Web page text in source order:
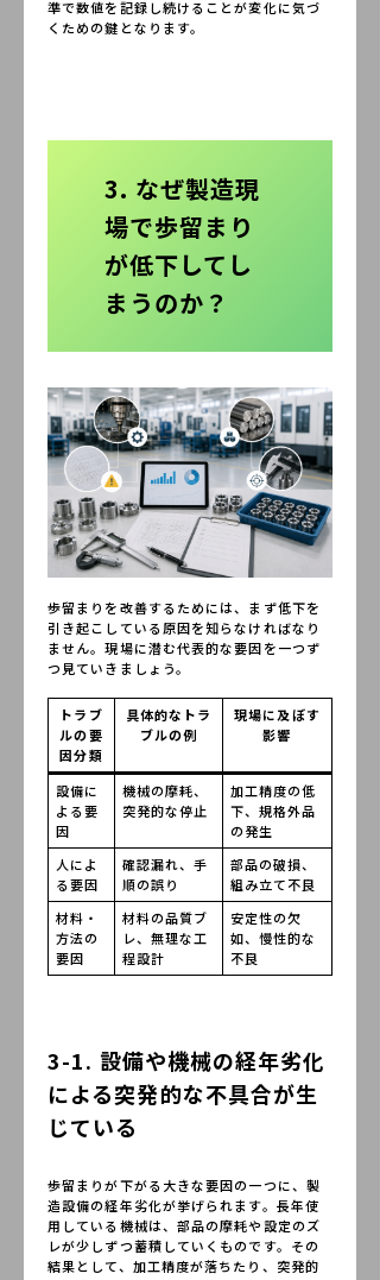
準で数値を記録し続けることが変化に気づ
くための鍵となります。
3. なぜ製造現
場で歩留まり
が低下してし
まうのか？
歩留まりを改善するためには、まず低下を
引き起こしている原因を知らなければなり
ません。現場に潜む代表的な要因を一つず
つ見ていきましょう。
トラブ
ルの要
因分類
具体的なトラ
ブルの例
現場に及ぼす
影響
設備に
よる要
因
機械の摩耗、
突発的な停止
加工精度の低
下、規格外品
の発生
人によ
る要因
確認漏れ、手
順の誤り
部品の破損、
組み立て不良
材料・
方法の
要因
材料の品質ブ
レ、無理な工
程設計
安定性の欠
如、慢性的な
不良
3-1. 設備や機械の経年劣化
による突発的な不具合が生
じている
歩留まりが下がる大きな要因の一つに、製
造設備の経年劣化が挙げられます。長年使
用している機械は、部品の摩耗や設定のズ
レが少しずつ蓄積していくものです。その
結果として、加工精度が落ちたり、突発的